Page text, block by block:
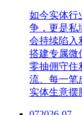
如今实体行
争，更是私
会持续陷入
搭建专属微
零抽佣守住
流、每一笔
实体生意摆